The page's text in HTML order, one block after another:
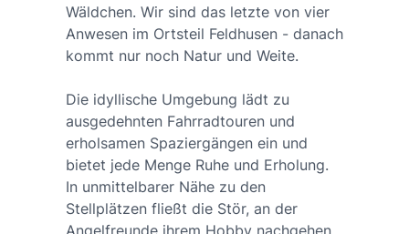
Wäldchen. Wir sind das letzte von vier
Anwesen im Ortsteil Feldhusen - danach
kommt nur noch Natur und Weite.
Die idyllische Umgebung lädt zu
ausgedehnten Fahrradtouren und
erholsamen Spaziergängen ein und
bietet jede Menge Ruhe und Erholung.
In unmittelbarer Nähe zu den
Stellplätzen fließt die Stör, an der
Angelfreunde ihrem Hobby nachgehen